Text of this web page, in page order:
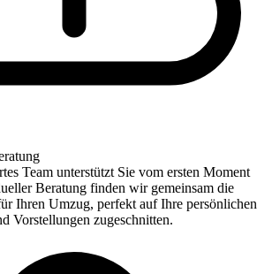
Team unterstützt Sie vom ersten Moment
Beratung finden wir gemeinsam die
Ihren Umzug, perfekt auf Ihre persönlichen
Vorstellungen zugeschnitten.